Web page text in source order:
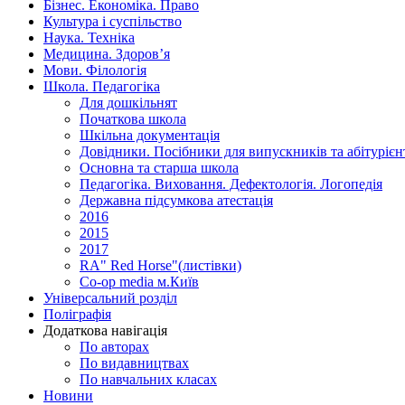
Бізнес. Економіка. Право
Культура і суспільство
Наука. Техніка
Медицина. Здоров’я
Мови. Філологія
Школа. Педагогіка
Для дошкільнят
Початкова школа
Шкільна документація
Довідники. Посібники для випускників та
Основна та старша школа
Педагогіка. Виховання. Дефектологія. Логопедія
Державна підсумкова атестація
2016
2015
2017
RA" Red Horse"(листівки)
Co-op media м.Київ
Універсальний розділ
Поліграфія
Додаткова навігація
По авторах
По видавництвах
По навчальних класах
Новини